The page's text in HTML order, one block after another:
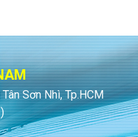
Sơn Nhì, Tp.HCM